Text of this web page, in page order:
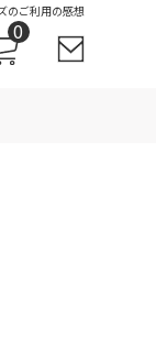
のご利用の感想
0